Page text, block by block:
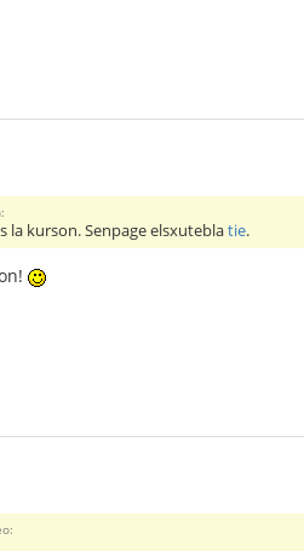
la kurson. Senpage elsxuteblatie.